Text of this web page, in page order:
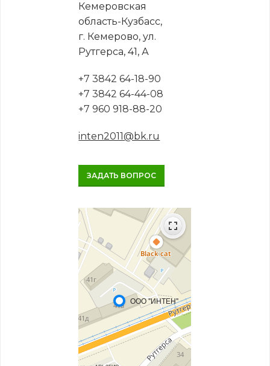
Кемеровская
область-Кузбасс,
г. Кемерово, ул.
Рутгерса, 41, А
+7 3842 64-18-90
+7 3842 64-44-08
+7 960 918-88-20
inten2011@bk.ru
ЗАДАТЬ ВОПРОС